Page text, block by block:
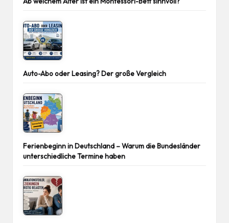
Auto-Abo oder Leasing? Der große Vergleich
Ferienbeginn in Deutschland – Warum die Bundesländer
unterschiedliche Termine haben